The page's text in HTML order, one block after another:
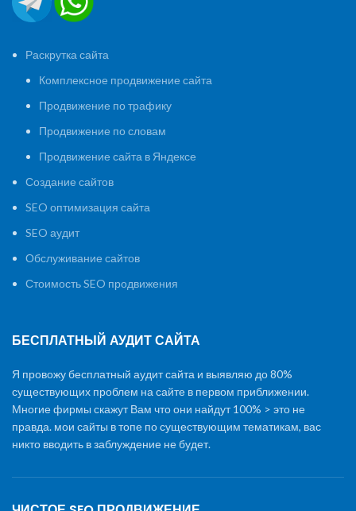
Раскрутка сайта
Комплексное продвижение сайта
Продвижение по трафику
Продвижение по словам
Продвижение сайта в Яндексе
Создание сайтов
SEO оптимизация сайта
SEO аудит
Обслуживание сайтов
Стоимость SEO продвижения
БЕСПЛАТНЫЙ АУДИТ САЙТА
Я провожу бесплатный аудит сайта и выявляю до 80%
существующих проблем на сайте в первом приближении.
Многие фирмы скажут Вам что они найдут 100% > это не
правда. мои сайты в топе по существующим тематикам, вас
никто вводить в заблуждение не будет.